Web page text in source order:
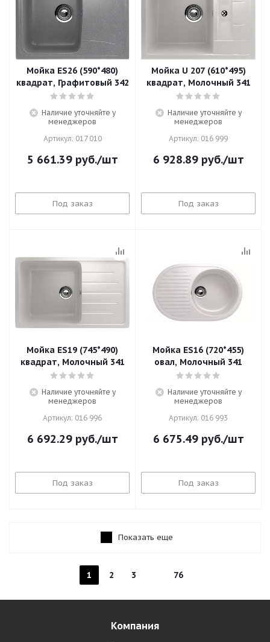
Мойка ES26 (590*480)
квадрат, Графитовый 342
Наличие уточняйте у
менеджеров
Артикул: 017 010
5 661.39руб./шт
Под заказ
Мойка U 207 (610*495)
квадрат, Молочный 341
Наличие уточняйте у
менеджеров
Артикул: 016 999
6 928.89руб./шт
Под заказ
Мойка ES19 (745*490)
квадрат, Молочный 341
Наличие уточняйте у
менеджеров
Артикул: 016 996
6 692.29руб./шт
Под заказ
Мойка ES16 (720*455)
овал, Молочный 341
Наличие уточняйте у
менеджеров
Артикул: 016 993
6 675.49руб./шт
Под заказ
Показать еще
1 2 3 76
Компания